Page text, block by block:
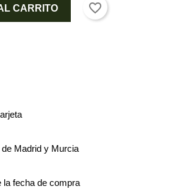
CARRITO favorite_border
Madrid y Murcia
la fecha de compra